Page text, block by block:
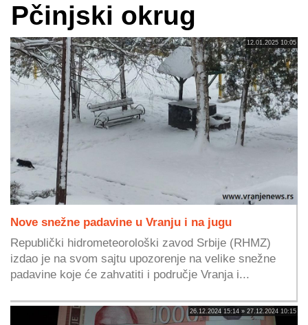
Pčinjski okrug
12.01.2025 10:05
Nove snežne padavine u Vranju i na jugu
Republički hidrometeorološki zavod Srbije (RHMZ)
izdao je na svom sajtu upozorenje na velike snežne
padavine koje će zahvatiti i područje Vranja i...
26.12.2024 15:14 » 27.12.2024 10:15